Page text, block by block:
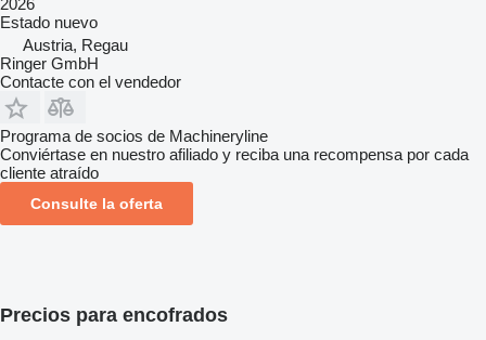
Estado nuevo
Austria, Regau
Ringer GmbH
Contacte con el vendedor
Programa de socios de Machineryline
Conviértase en nuestro afiliado y reciba una recompensa por cada
cliente atraído
Consulte la oferta
Precios para encofrados